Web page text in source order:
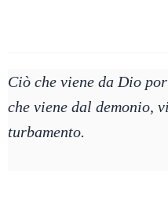
Ciò che viene da Dio
che viene dal demonio,
turbamento.